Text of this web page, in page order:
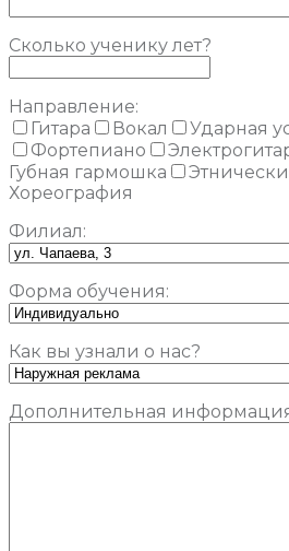
Сколько ученику лет?
Направление:
Гитара
Вокал Ударная
Фортепиано
Губная гармошка
Хореография
Филиал:
Форма обучения:
Как вы узнали о нас?
Дополнительная